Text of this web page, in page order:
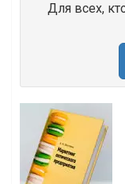
Для всех,